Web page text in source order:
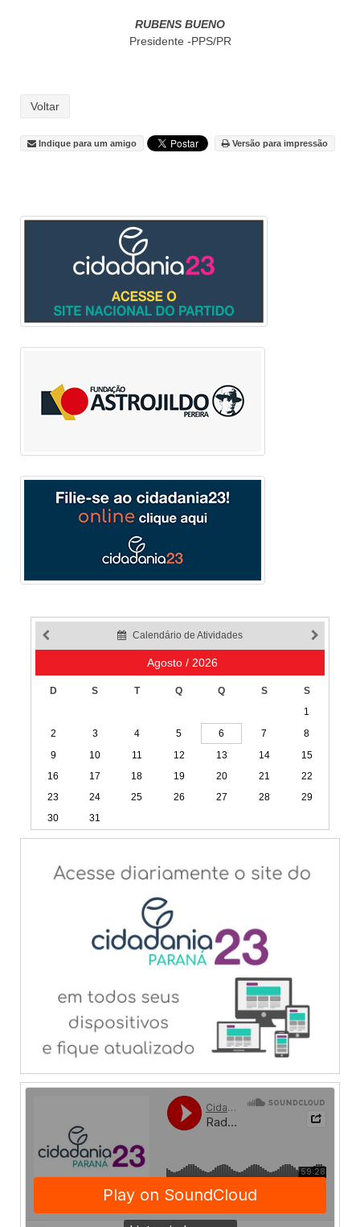
RUBENS BUENO
Presidente -PPS/PR
Voltar
Indique para um amigo Versão para impressão
Calendário de Atividades
Agosto / 2026
D S T Q Q S
S
1
2
3 4 5 6 7
8
9
10 11 12 13 14
15
16
17 18 19 20 21
22
23
24 25 26 27 28
29
30
31